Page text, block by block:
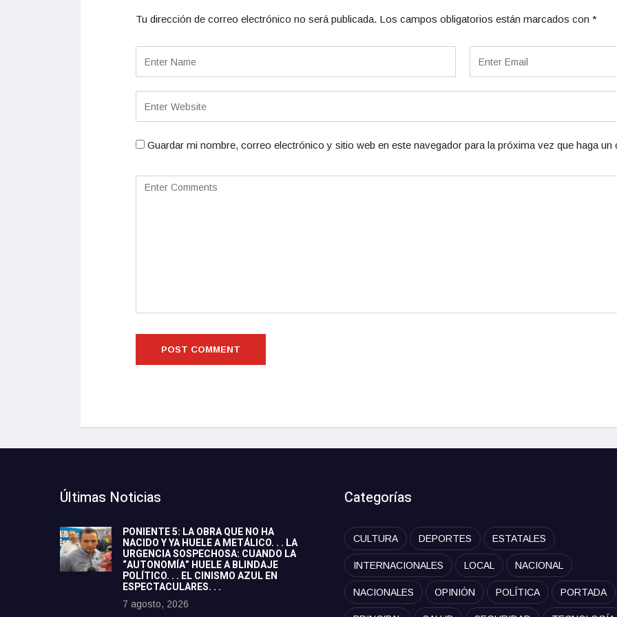
Tu dirección de correo electrónico no será publicada. Los campos obligatorios están marcados con *
Guardar mi nombre, correo electrónico y sitio web en este navegador para la próxima vez que haga un
Últimas Noticias
PONIENTE 5: LA OBRA QUE NO HA
NACIDO Y YA HUELE A METÁLICO. . . LA
URGENCIA SOSPECHOSA: CUANDO LA
“AUTONOMÍA” HUELE A BLINDAJE
POLÍTICO. . . EL CINISMO AZUL EN
ESPECTACULARES. . .
7 agosto, 2026
Categorías
CULTURA DEPORTES ESTATALES
INTERNACIONALES LOCAL NACIONAL
NACIONALES OPINIÓN POLÍTICA PORTADA